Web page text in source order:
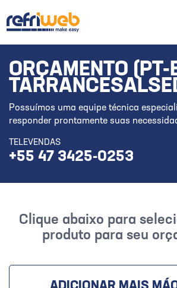
ORÇAMENTO (PT-
Possuímos uma equipe técnica
responder prontamente suas
TELEVENDAS
+55 47 3425-0253
Clique abaixo para
produto para seu